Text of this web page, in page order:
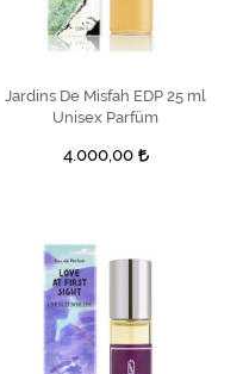
SEPETE EKLE
Jardins De Misfah EDP 25 ml
Unisex Parfüm
4.000,00